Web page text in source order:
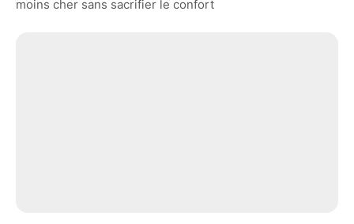
moins cher sans sacrifier le confort